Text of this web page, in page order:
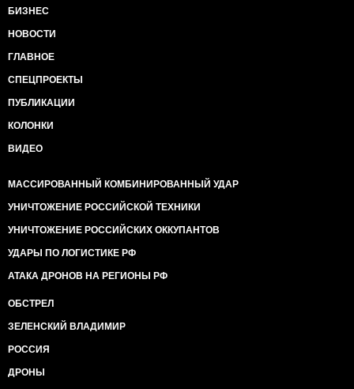
БИЗНЕС
НОВОСТИ
ГЛАВНОЕ
СПЕЦПРОЕКТЫ
ПУБЛИКАЦИИ
КОЛОНКИ
ВИДЕО
МАССИРОВАННЫЙ КОМБИНИРОВАННЫЙ УДАР
УНИЧТОЖЕНИЕ РОССИЙСКОЙ ТЕХНИКИ
УНИЧТОЖЕНИЕ РОССИЙСКИХ ОККУПАНТОВ
УДАРЫ ПО ЛОГИСТИКЕ РФ
АТАКА ДРОНОВ НА РЕГИОНЫ РФ
ОБСТРЕЛ
ЗЕЛЕНСКИЙ ВЛАДИМИР
РОССИЯ
ДРОНЫ